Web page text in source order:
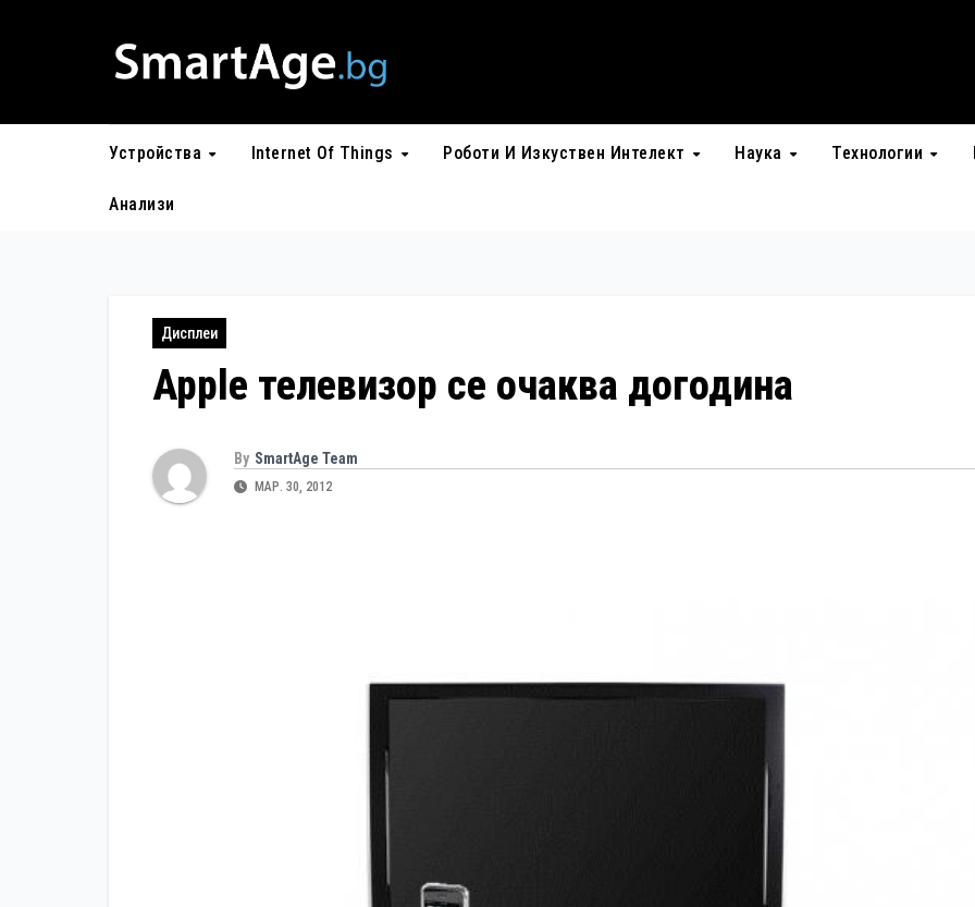
Устройства Internet Of Things Роботи И Изкуствен Интелект Наука Технологии
Анализи
Дисплеи
Apple телевизор се очаква догодина
By SmartAge Team
МАР. 30, 2012